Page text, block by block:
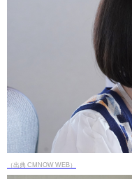
（出典 CMNOW WEB）